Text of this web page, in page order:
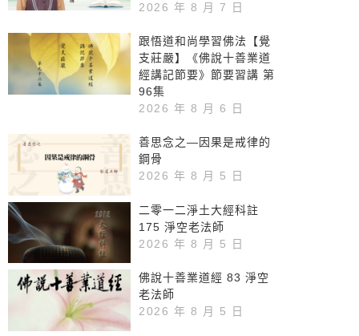
2026 年 8 月 7 日
跟悟道和尚學習佛法【覺
支莊嚴】《佛說十善業道
經講記節要》節要習講 第
96集
2026 年 8 月 6 日
善思念之—因果是戒律的
鋼骨
2026 年 8 月 5 日
二零一二淨土大經科註
175 淨空老法師
2026 年 8 月 5 日
佛說十善業道經 83 淨空
老法師
2026 年 8 月 5 日